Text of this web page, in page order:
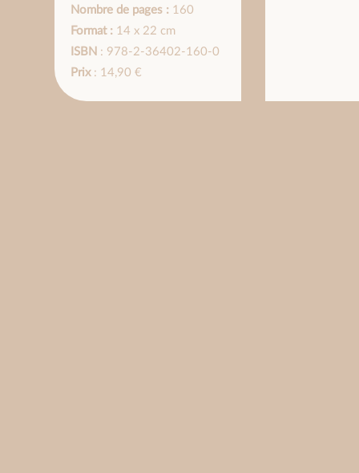
Nombre de pages :160
Format :14 x 22 cm
ISBN : 978-2-36402-160-0
Prix: 14,90 €